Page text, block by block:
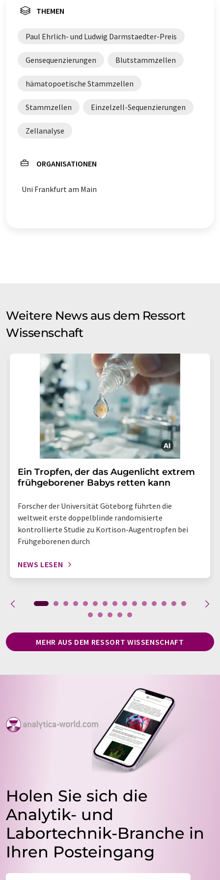
THEMEN
Paul Ehrlich- und Ludwig Darmstaedter-Preis
Gensequenzierungen Blutstammzellen
hämatopoetische Stammzellen
Stammzellen Einzelzell-Sequenzierungen
Zellanalyse
ORGANISATIONEN
Uni Frankfurt am Main
Weitere News aus dem Ressort
Wissenschaft
Ein Tropfen, der das Augenlicht extrem
frühgeborener Babys retten kann
Forscher der Universität Göteborg führten die
weltweit erste doppelblinde randomisierte
kontrollierte Studie zu Kortison-Augentropfen bei
Frühgeborenen durch
NEWS LESEN
MEHR AUS DEM RESSORT WISSENSCHAFT
Holen Sie sich die
Analytik- und
Labortechnik-Branche in
Ihren Posteingang